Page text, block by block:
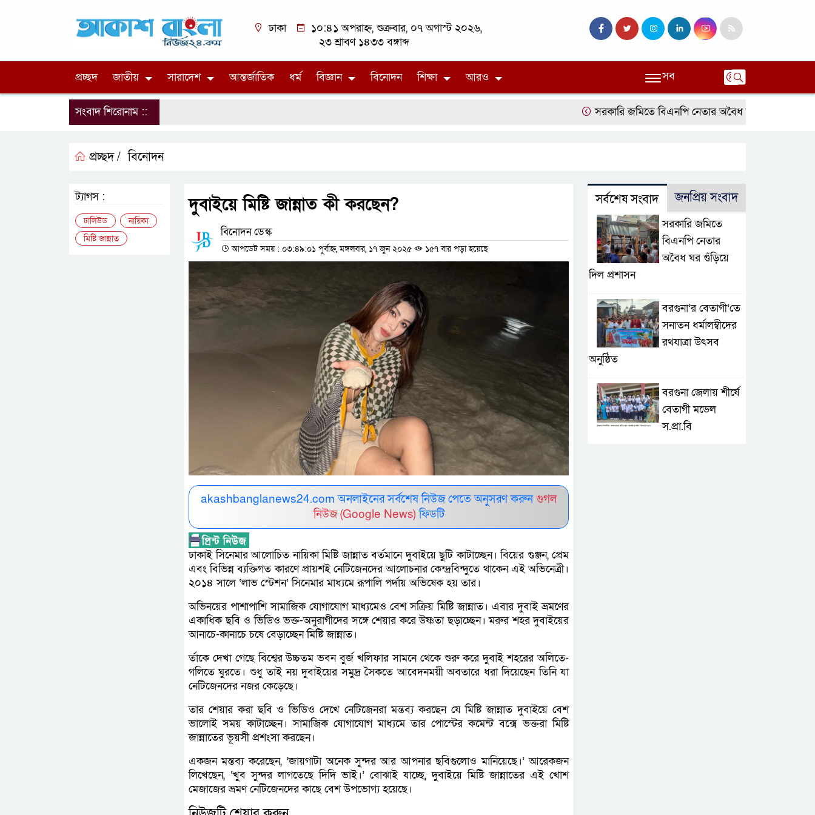
ঢাকা
১০:৪১ অপরাহ্ন, শুক্রবার, ০৭ অগাস্ট ২০২৬,
২৩ শ্রাবণ ১৪৩৩ বঙ্গাব্দ
প্রচ্ছদ জাতীয় সারাদেশ আন্তর্জাতিক ধর্ম বিজ্ঞান বিনোদন শিক্ষা আরও সব
সংবাদ শিরোনাম :: সরকারি জমিতে বিএনপি নেতার অবৈধ ঘর গুঁড়িয়ে দিল প্রশাসন
প্রচ্ছদ / বিনোদন
দুবাইয়ে মিষ্টি জান্নাত কী করছেন?
বিনোদন ডেস্ক
আপডেট সময় : ০৩:৪৯:০১ পূর্বাহ্ন, মঙ্গলবার, ১৭ জুন ২০২৫ ১৫৭ বার পড়া হয়েছে
akashbanglanews24.com অনলাইনের সর্বশেষ নিউজ পেতে অনুসরণ করুনগুগল
নিউজ (Google News) ফিডটি
ঢাকাই সিনেমার আলোচিত নায়িকা মিষ্টি জান্নাত বর্তমানে দুবাইয়ে ছুটি কাটাচ্ছেন। বিয়ের গুঞ্জন, প্রেম
এবং বিভিন্ন ব্যক্তিগত কারণে প্রায়শই নেটিজেনদের আলোচনার কেন্দ্রবিন্দুতে থাকেন এই অভিনেত্রী।
২০১৪ সালে ‘লাভ স্টেশন’ সিনেমার মাধ্যমে রূপালি পর্দায় অভিষেক হয় তার।
অভিনয়ের পাশাপাশি সামাজিক যোগাযোগ মাধ্যমেও বেশ সক্রিয় মিষ্টি জান্নাত। এবার দুবাই ভ্রমণের
একাধিক ছবি ও ভিডিও ভক্ত-অনুরাগীদের সঙ্গে শেয়ার করে উষ্ণতা ছড়াচ্ছেন। মরুর শহর দুবাইয়ের
আনাচে-কানাচে চষে বেড়াচ্ছেন মিষ্টি জান্নাত।
র্তাকে দেখা গেছে বিশ্বের উচ্চতম ভবন বুর্জ খলিফার সামনে থেকে শুরু করে দুবাই শহরের অলিতে-
গলিতে ঘুরতে। শুধু তাই নয় দুবাইয়ের সমুদ্র সৈকতে আবেদনময়ী অবতারে ধরা দিয়েছেন তিনি যা
নেটিজেনদের নজর কেড়েছে।
তার শেয়ার করা ছবি ও ভিডিও দেখে নেটিজেনরা মন্তব্য করছেন যে মিষ্টি জান্নাত দুবাইয়ে বেশ
ভালোই সময় কাটাচ্ছেন। সামাজিক যোগাযোগ মাধ্যমে তার পোস্টের কমেন্ট বক্সে ভক্তরা মিষ্টি
জান্নাতের ভূয়সী প্রশংসা করছেন।
একজন মন্তব্য করেছেন, ‘জায়গাটা অনেক সুন্দর আর আপনার ছবিগুলোও মানিয়েছে।’ আরেকজন
লিখেছেন, ‘খুব সুন্দর লাগতেছে দিদি ভাই।’ বোঝাই যাচ্ছে, দুবাইয়ে মিষ্টি জান্নাতের এই খোশ
মেজাজের ভ্রমণ নেটিজেনদের কাছে বেশ উপভোগ্য হয়েছে।
ট্যাগস :
ঢালিউড
নায়িকা
মিষ্টি জান্নাত
সর্বশেষ সংবাদ জনপ্রিয় সংবাদ
সরকারি জমিতে
বিএনপি নেতার
অবৈধ ঘর গুঁড়িয়ে
দিল প্রশাসন
বরগুনা’র বেতাগী’তে
সনাতন ধর্মালম্বীদের
রথযাত্রা উৎসব
অনুষ্ঠিত
বরগুনা জেলায় শীর্ষে
বেতাগী মডেল
স.প্রা.বি